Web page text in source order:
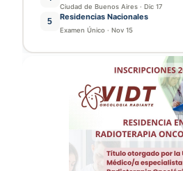
Ciudad de Buenos Aires · Dic 17
5 Residencias Nacionales
Examen Único · Nov 15